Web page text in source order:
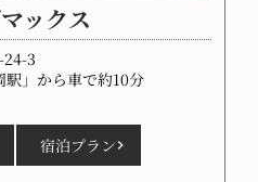
ックス
24-3
」から車で約10分
宿泊プラン